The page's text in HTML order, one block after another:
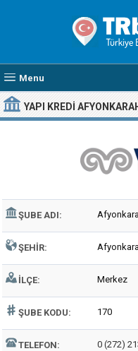
Menu
YAPI KREDI
ŞUBE ADI:
ŞEHIR:
İLÇE: Merkez
ŞUBE KODU: 170
TELEFON: 0 (272)